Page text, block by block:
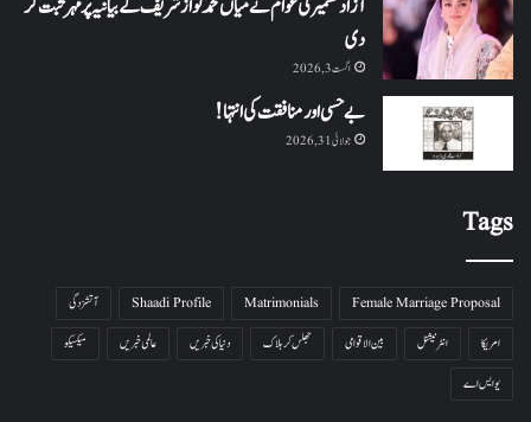
آزاد کشمیر کی عوام نے میاں محمد نواز شریف کے بیانیہ پر مہر ثبت کر
دی
اگست 3, 2026
بے حسی اور منافقت کی انتہا !
جولائی 31, 2026
Tags
Female Marriage Proposal
Matrimonials
Shaadi Profile
آتشزدگی
امریکا
انٹرنیشنل بین الاقوامی جھلس کر ہلاک دنیا کی خبریں عالمی خبریں
میکسیکو
یو ایس اے